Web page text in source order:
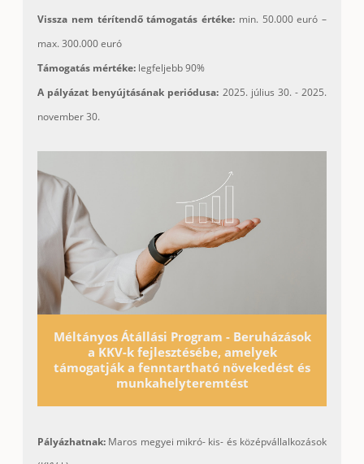
Vissza nem térítendő támogatás értéke: min. 50.000 euró –
max. 300.000 euró
Támogatás mértéke: legfeljebb 90%
A pályázat benyújtásának periódusa: 2025. július 30. - 2025.
november 30.
Méltányos Átállási Program - Beruházások
a KKV-k fejlesztésébe, amelyek
támogatják a fenntartható növekedést és
munkahelyteremtést
Pályázhatnak: Maros megyei mikró- kis- és középvállalkozások